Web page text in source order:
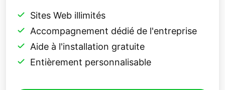
Sites Web illimités
Accompagnement dédié de l'entreprise
Aide à l'installation gratuite
Entièrement personnalisable